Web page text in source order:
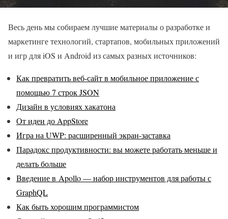
Весь день мы собираем лучшие материалы о разработке и
маркетинге технологий, стартапов, мобильных приложений
и игр для iOS и Android из самых разных источников:
Как превратить веб-сайт в мобильное приложение с
помощью 7 строк JSON
Дизайн в условиях хакатона
От идеи до AppStore
Игра на UWP: расширенный экран-заставка
Парадокс продуктивности: вы можете работать меньше и
делать больше
Введение в Apollo — набор инструментов для работы с
GraphQL
Как быть хорошим программистом